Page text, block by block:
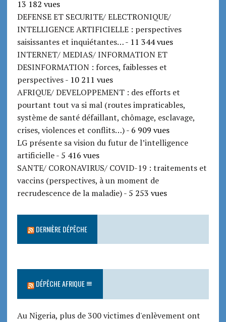
13 182 vues
DEFENSE ET SECURITE/ ELECTRONIQUE/
INTELLIGENCE ARTIFICIELLE : perspectives
saisissantes et inquiétantes…- 11 344 vues
INTERNET/ MEDIAS/ INFORMATION ET
DESINFORMATION : forces, faiblesses et
perspectives- 10 211 vues
AFRIQUE/ DEVELOPPEMENT : des efforts et
pourtant tout va si mal (routes impraticables,
système de santé défaillant, chômage, esclavage,
crises, violences et conflits…)- 6 909 vues
LG présente sa vision du futur de l’intelligence
artificielle- 5 416 vues
SANTE/ CORONAVIRUS/ COVID-19 : traitements et
vaccins (perspectives, à un moment de
recrudescence de la maladie)- 5 253 vues
DERNIÈRE DÉPÊCHE
DÉPÊCHE AFRIQUE
Au Nigeria, plus de 300 victimes d'enlèvement ont